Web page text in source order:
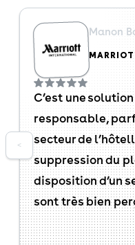
Manon
C’est une
responsable,
secteur de
suppression du
disposition d’un
sont très bien
<